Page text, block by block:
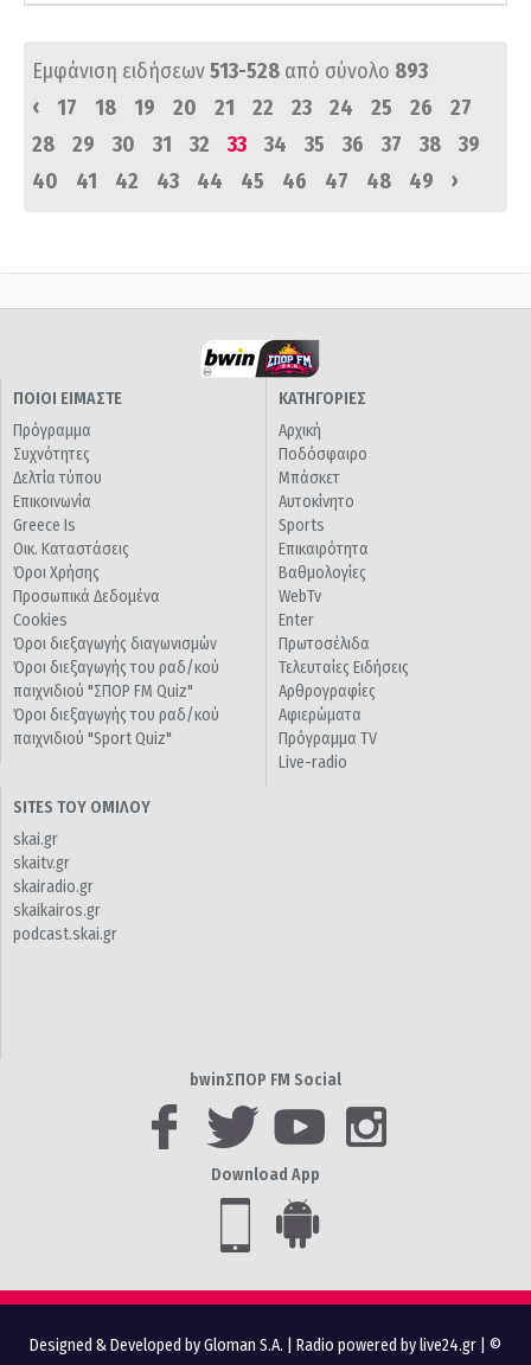
Εμφάνιση ειδήσεων513-528 από σύνολο 893
‹
17 18 19 20 21 22 23 24 25 26
27
28
29 30 31 32 33 34 35 36 37 38
39
40
41 42 43 44 45 46 47 48 49 ›
ΠΟΙΟΙ ΕΙΜΑΣΤΕ
Πρόγραμμα
Συχνότητες
Δελτία τύπου
Επικοινωνία
Greece Is
Οικ. Καταστάσεις
Όροι Χρήσης
Προσωπικά Δεδομένα
Cookies
Όροι διεξαγωγής διαγωνισμών
Όροι διεξαγωγής του ραδ/κού
παιχνιδιού "ΣΠΟΡ FM Quiz"
Όροι διεξαγωγής του ραδ/κού
παιχνιδιού "Sport Quiz"
ΚΑΤΗΓΟΡΙΕΣ
Αρχική
Ποδόσφαιρο
Μπάσκετ
Αυτοκίνητο
Sports
Επικαιρότητα
Βαθμολογίες
WebTv
Enter
Πρωτοσέλιδα
Τελευταίες Ειδήσεις
Αρθρογραφίες
Αφιερώματα
Πρόγραμμα TV
Live-radio
SITES ΤΟΥ ΟΜΙΛΟΥ
skai.gr
skaitv.gr
skairadio.gr
skaikairos.gr
podcast.skai.gr
bwinΣΠΟΡ FM Social
Download App
Designed & Developed by Gloman S.A. Radio powered by live24.gr | ©